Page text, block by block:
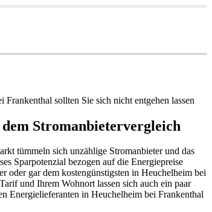
Frankenthal sollten Sie sich nicht entgehen lassen
Stromanbietervergleich
tümmeln sich unzählige Stromanbieter und das
Sparpotenzial bezogen auf die Energiepreise
oder gar dem kostengünstigsten in Heuchelheim bei
und Ihrem Wohnort lassen sich auch ein paar
Energielieferanten in Heuchelheim bei Frankenthal